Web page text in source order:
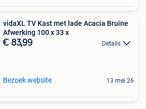
vidaXL TV Kast met lade Acacia Bruine
Afwerking 100 x 33 x
€ 83,99 Details
Bezoek website 13 mei 26